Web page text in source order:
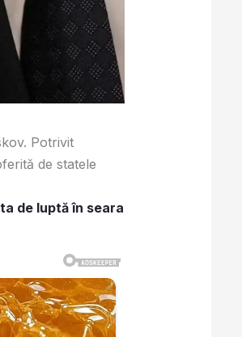
Potrivit
de statele
de luptă în seara